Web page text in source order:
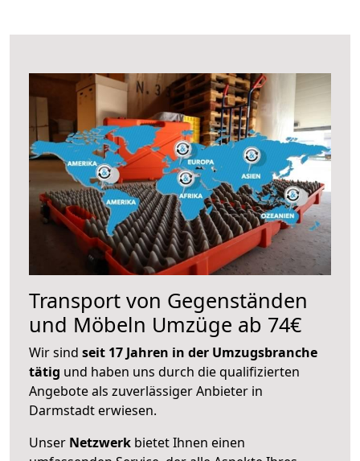
Transport von Gegenständen
und Möbeln Umzüge ab 74€
Wir sind seit 17 Jahren in der Umzugsbranche
tätig und haben uns durch die qualifizierten
Angebote als zuverlässiger Anbieter in
Darmstadt erwiesen.
Unser Netzwerk bietet Ihnen einen